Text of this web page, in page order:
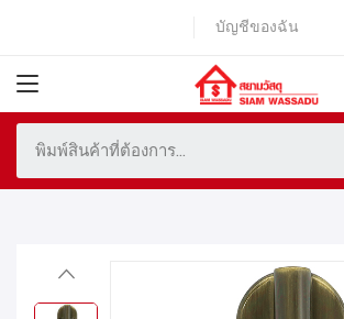
บัญชีของฉัน